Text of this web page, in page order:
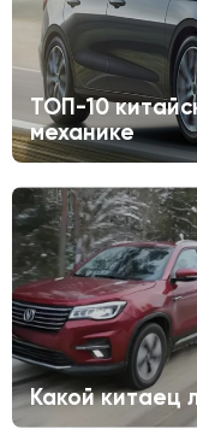
ТОП-10
механике
Какой китаец